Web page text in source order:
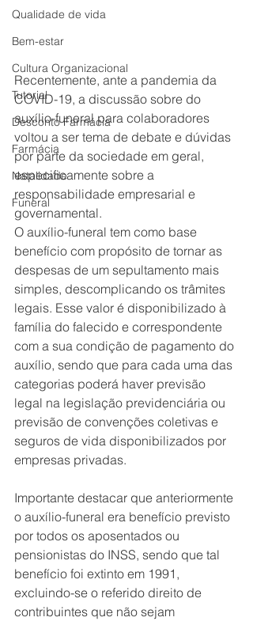
Qualidade de vida
Bem-estar
Cultura Organizacional
Tutorial
Desconto Farmácia
Farmácia
Natalidade
Funeral
Recentemente, ante a pandemia da
COVID-19, a discussão sobre do
auxílio-funeral para colaboradores
voltou a ser tema de debate e dúvidas
por parte da sociedade em geral,
especificamente sobre a
responsabilidade empresarial e
governamental.
O auxílio-funeral tem como base
benefício com propósito de tornar as
despesas de um sepultamento mais
simples, descomplicando os trâmites
legais. Esse valor é disponibilizado à
família do falecido e correspondente
com a sua condição de pagamento do
auxílio, sendo que para cada uma das
categorias poderá haver previsão
legal na legislação previdenciária ou
previsão de convenções coletivas e
seguros de vida disponibilizados por
empresas privadas.
Importante destacar que anteriormente
o auxílio-funeral era benefício previsto
por todos os aposentados ou
pensionistas do INSS, sendo que tal
benefício foi extinto em 1991,
excluindo-se o referido direito de
contribuintes que não sejam